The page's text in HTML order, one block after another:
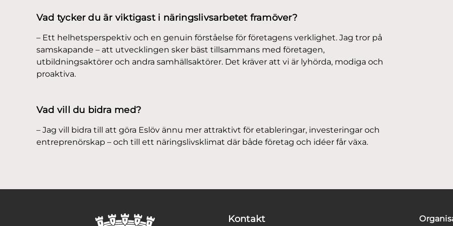
Vad tycker du är viktigast i näringslivsarbetet framöver?
– Ett helhetsperspektiv och en genuin förståelse för företagens verklighet. Jag tror på
samskapande – att utvecklingen sker bäst tillsammans med företagen,
utbildningsaktörer och andra samhällsaktörer. Det kräver att vi är lyhörda, modiga och
proaktiva.
Vad vill du bidra med?
– Jag vill bidra till att göra Eslöv ännu mer attraktivt för etableringar, investeringar och
entreprenörskap – och till ett näringslivsklimat där både företag och idéer får växa.
Kontakt